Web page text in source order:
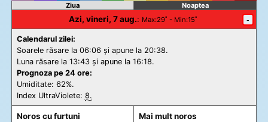
Ziua
Noaptea
Azi, vineri, 7 aug.: Max:29˚ - Min:15˚ -
Calendarul zilei:
Soarele răsare la 06:06 și apune la 20:38.
Luna răsare la 13:43 și apune la 16:18.
Prognoza pe 24 ore:
Umiditate: 62%.
Index UltraViolete: 8.
Noros cu furtuni
Mai mult noros